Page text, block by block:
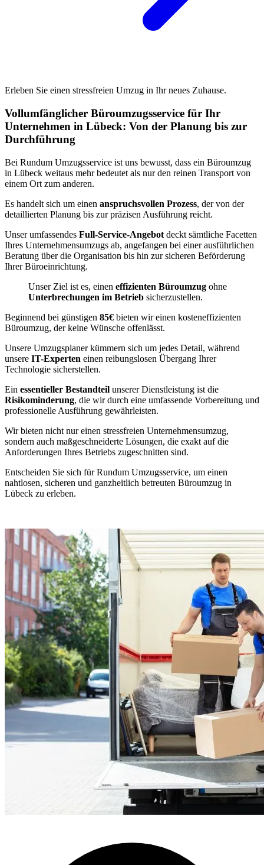
Erleben Sie einen stressfreien Umzug in Ihr neues Zuhause.
Vollumfänglicher Büroumzugsservice für Ihr
Unternehmen in Lübeck: Von der Planung bis zur
Durchführung
Bei Rundum Umzugsservice ist uns bewusst, dass ein Büroumzug
in Lübeck weitaus mehr bedeutet als nur den reinen Transport von
einem Ort zum anderen.
Es handelt sich um einen anspruchsvollen Prozess, der von der
detaillierten Planung bis zur präzisen Ausführung reicht.
Unser umfassendes Full-Service-Angebot deckt sämtliche Facetten
Ihres Unternehmensumzugs ab, angefangen bei einer ausführlichen
Beratung über die Organisation bis hin zur sicheren Beförderung
Ihrer Büroeinrichtung.
Unser Ziel ist es, einen effizienten Büroumzug ohne
Unterbrechungen im Betrieb sicherzustellen.
Beginnend bei günstigen 85€ bieten wir einen kosteneffizienten
Büroumzug, der keine Wünsche offenlässt.
Unsere Umzugsplaner kümmern sich um jedes Detail, während
unsere IT-Experten einen reibungslosen Übergang Ihrer
Technologie sicherstellen.
Ein essentieller Bestandteil unserer Dienstleistung ist die
Risikominderung, die wir durch eine umfassende Vorbereitung und
professionelle Ausführung gewährleisten.
Wir bieten nicht nur einen stressfreien Unternehmensumzug,
sondern auch maßgeschneiderte Lösungen, die exakt auf die
Anforderungen Ihres Betriebs zugeschnitten sind.
Entscheiden Sie sich für Rundum Umzugsservice, um einen
nahtlosen, sicheren und ganzheitlich betreuten Büroumzug in
Lübeck zu erleben.